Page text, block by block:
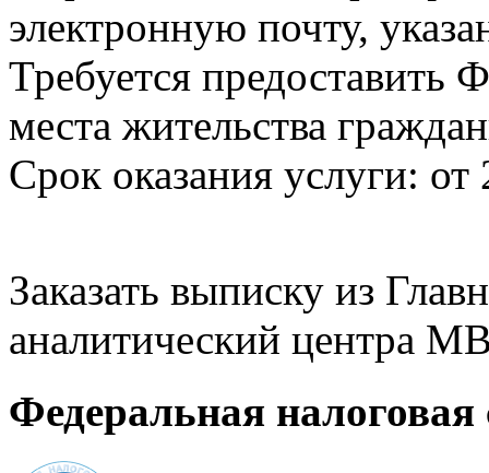
электронную почту,
Требуется
места жительства
Срок оказания услуги: от
Заказать выписку из
аналитический центра
Федеральная налоговая